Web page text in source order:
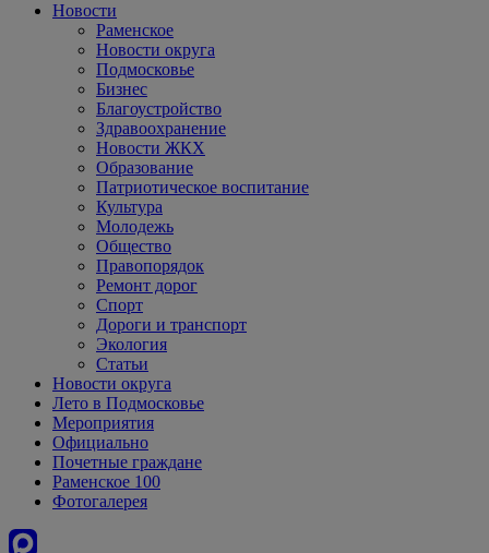
Новости
Раменское
Новости округа
Подмосковье
Бизнес
Благоустройство
Здравоохранение
Новости ЖКХ
Образование
Патриотическое воспитание
Культура
Молодежь
Общество
Правопорядок
Ремонт дорог
Спорт
Дороги и транспорт
Экология
Статьи
Новости округа
Лето в Подмосковье
Мероприятия
Официально
Почетные граждане
Раменское 100
Фотогалерея